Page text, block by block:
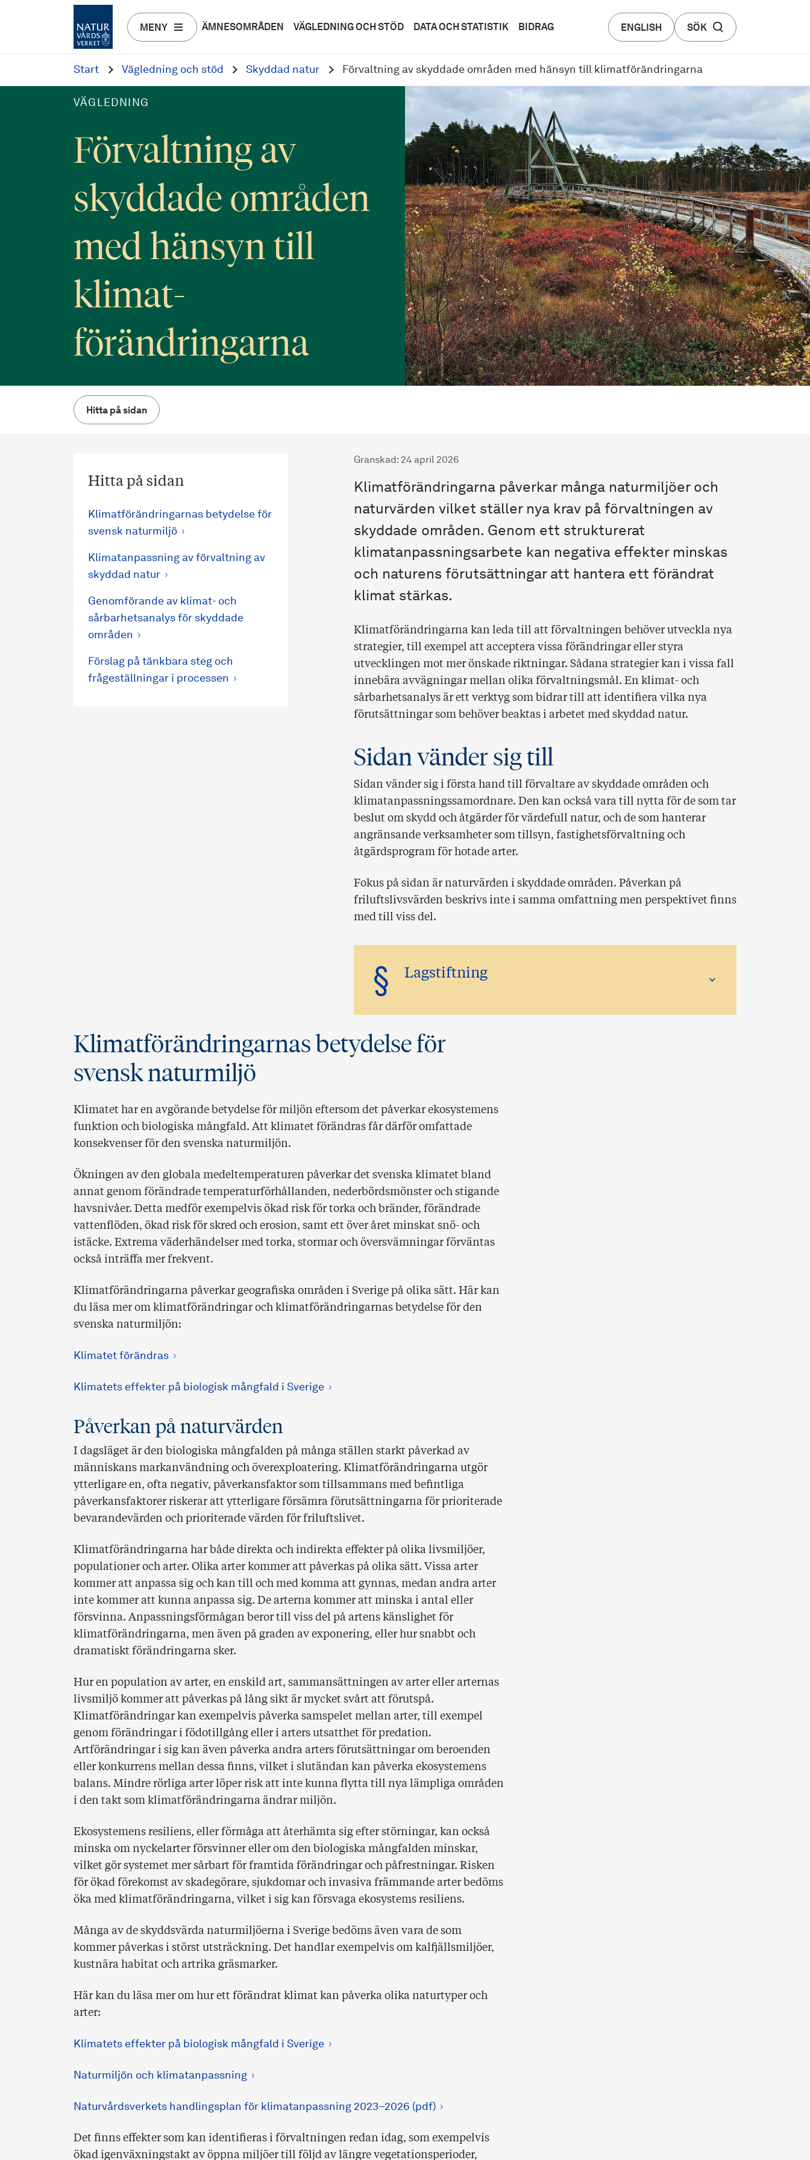
MENY ÄMNESOMRÅDEN VÄGLEDNING OCH STÖD DATA OCH STATISTIK BIDRAG ENGLISH SÖK
Start Vägledning och stöd Skyddad natur Förvaltning av skyddade områden med hänsyn till klimat­förändringarna
VÄGLEDNING
Förvaltning av
skyddade områden
med hänsyn till
klimat­
förändringarna
Hitta på sidan
Hitta på sidan
Klimatförändringarnas betydelse för
svensk naturmiljö
Klimatanpassning av förvaltning av
skyddad natur
Genomförande av klimat- och
sårbarhetsanalys för skyddade
områden
Förslag på tänkbara steg och
frågeställningar i processen
Granskad : 24 april 2026
Klimatförändringarna påverkar många naturmiljöer och
naturvärden vilket ställer nya krav på förvaltningen av
skyddade områden. Genom ett strukturerat
klimatanpassningsarbete kan negativa effekter minskas
och naturens förutsättningar att hantera ett förändrat
klimat stärkas.
Klimatförändringarna kan leda till att förvaltningen behöver utveckla nya
strategier, till exempel att acceptera vissa förändringar eller styra
utvecklingen mot mer önskade riktningar. Sådana strategier kan i vissa fall
innebära avvägningar mellan olika förvaltningsmål. En klimat- och
sårbarhetsanalys är ett verktyg som bidrar till att identifiera vilka nya
förutsättningar som behöver beaktas i arbetet med skyddad natur.
Sidan vänder sig till
Sidan vänder sig i första hand till förvaltare av skyddade områden och
klimatanpassningssamordnare. Den kan också vara till nytta för de som tar
beslut om skydd och åtgärder för värdefull natur, och de som hanterar
angränsande verksamheter som tillsyn, fastighetsförvaltning och
åtgärdsprogram för hotade arter.
Fokus på sidan är naturvärden i skyddade områden. Påverkan på
friluftslivsvärden beskrivs inte i samma omfattning men perspektivet finns
med till viss del.
§ Lagstiftning
Klimatförändringarnas betydelse för
svensk naturmiljö
Klimatet har en avgörande betydelse för miljön eftersom det påverkar ekosystemens
funktion och biologiska mångfald. Att klimatet förändras får därför omfattade
konsekvenser för den svenska naturmiljön.
Ökningen av den globala medeltemperaturen påverkar det svenska klimatet bland
annat genom förändrade temperaturförhållanden, nederbördsmönster och stigande
havsnivåer. Detta medför exempelvis ökad risk för torka och bränder, förändrade
vattenflöden, ökad risk för skred och erosion, samt ett över året minskat snö- och
istäcke. Extrema väderhändelser med torka, stormar och översvämningar förväntas
också inträffa mer frekvent.
Klimatförändringarna påverkar geografiska områden i Sverige på olika sätt. Här kan
du läsa mer om klimatförändringar och klimatförändringarnas betydelse för den
svenska naturmiljön:
Klimatet förändras
Klimatets effekter på biologisk mångfald i Sverige
Påverkan på naturvärden
I dagsläget är den biologiska mångfalden på många ställen starkt påverkad av
människans markanvändning och överexploatering. Klimatförändringarna utgör
ytterligare en, ofta negativ, påverkansfaktor som tillsammans med befintliga
påverkansfaktorer riskerar att ytterligare försämra förutsättningarna för prioriterade
bevarandevärden och prioriterade värden för friluftslivet.
Klimatförändringarna har både direkta och indirekta effekter på olika livsmiljöer,
populationer och arter. Olika arter kommer att påverkas på olika sätt. Vissa arter
kommer att anpassa sig och kan till och med komma att gynnas, medan andra arter
inte kommer att kunna anpassa sig. De arterna kommer att minska i antal eller
försvinna. Anpassningsförmågan beror till viss del på artens känslighet för
klimatförändringarna, men även på graden av exponering, eller hur snabbt och
dramatiskt förändringarna sker.
Hur en population av arter, en enskild art, sammansättningen av arter eller arternas
livsmiljö kommer att påverkas på lång sikt är mycket svårt att förutspå.
Klimatförändringar kan exempelvis påverka samspelet mellan arter, till exempel
genom förändringar i födotillgång eller i arters utsatthet för predation.
Artförändringar i sig kan även påverka andra arters förutsättningar om beroenden
eller konkurrens mellan dessa finns, vilket i slutändan kan påverka ekosystemens
balans. Mindre rörliga arter löper risk att inte kunna flytta till nya lämpliga områden
i den takt som klimatförändringarna ändrar miljön.
Ekosystemens resiliens, eller förmåga att återhämta sig efter störningar, kan också
minska om nyckelarter försvinner eller om den biologiska mångfalden minskar,
vilket gör systemet mer sårbart för framtida förändringar och påfrestningar. Risken
för ökad förekomst av skadegörare, sjukdomar och invasiva främmande arter bedöms
öka med klimatförändringarna, vilket i sig kan försvaga ekosystems resiliens.
Många av de skyddsvärda naturmiljöerna i Sverige bedöms även vara de som
kommer påverkas i störst utsträckning. Det handlar exempelvis om kalfjällsmiljöer,
kustnära habitat och artrika gräsmarker.
Här kan du läsa mer om hur ett förändrat klimat kan påverka olika naturtyper och
arter:
Klimatets effekter på biologisk mångfald i Sverige
Naturmiljön och klimatanpassning
Naturvårdsverkets handlingsplan för klimatanpassning 2023–2026 (pdf)
Det finns effekter som kan identifieras i förvaltningen redan idag, som exempelvis
ökad igenväxningstakt av öppna miljöer till följd av längre vegetationsperioder,